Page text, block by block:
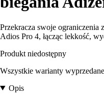
Przekracza swoje ograniczenia
Adios Pro 4, łącząc lekkość,
Produkt niedostępny
Wszystkie warianty wyprzedane
Opis